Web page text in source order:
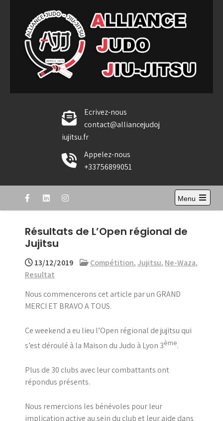
content
Alliance Judo Jiu-jitsu
Ecrivez-nous
contact@alliancejudoj
iujitsu.fr
Appelez-nous
+33756899051
Menu
Open
Résultats de L’Open régional de
Jujitsu
13/12/2019 Compétition, Jujitsu, Ne-Waza,
Resultat
Nous commencerons cet article par un GRAND
MERCI ET BRAVO A TOUS.
Ce weekend a eu lieu l’Open régional de jujitsu qui
s’est déroulé à la Maison du Judo à Lyon 3ème.
Plus de 30 clubs avec leur combattants ont
répondus présents.
Nous remercions les bénévoles pour leur
implication active au sein du club et leur aide dans